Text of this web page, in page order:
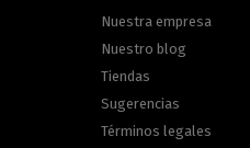
Nuestra empresa
Nuestro blog
Tiendas
Sugerencias
Términos legales